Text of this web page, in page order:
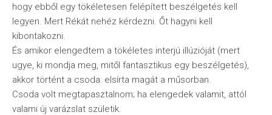
hogy ebből egy tökéletesen felépített beszélgetés kell
legyen. Mert Rékát nehéz kérdezni. Őt hagyni kell
kibontakozni.
És amikor elengedtem a tökéletes interjú illúzióját (mert
ugye, ki mondja meg, mitől fantasztikus egy beszélgetés),
akkor történt a csoda: elsírta magát a műsorban.
Csoda volt megtapasztalnom; ha elengedek valamit, attól
valami új varázslat születik.